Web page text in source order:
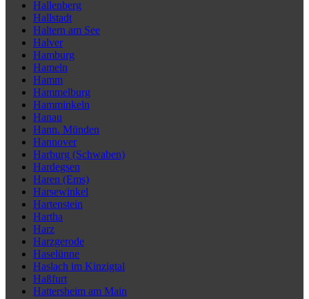
Hallenberg
Hallstadt
Haltern am See
Halver
Hamburg
Hameln
Hamm
Hammelburg
Hamminkeln
Hanau
Hann. Münden
Hannover
Harburg (Schwaben)
Hardegsen
Haren (Ems)
Harsewinkel
Hartenstein
Hartha
Harz
Harzgerode
Haselünne
Haslach im Kinzigtal
Haßfurt
Hattersheim am Main